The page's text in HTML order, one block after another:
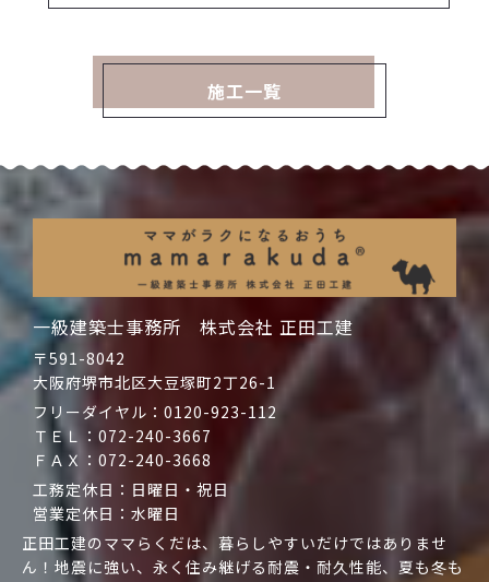
施工一覧
一級建築士事務所 株式会社 正田工建
〒591-8042
大阪府堺市北区大豆塚町2丁26-1
フリーダイヤル： 0120-923-112
ＴＥＬ： 072-240-3667
ＦＡＸ：072-240-3668
工務定休日：日曜日・祝日
営業定休日：水曜日
正田工建のママらくだは、暮らしやすいだけではありませ
ん！地震に強い、永く住み継げる耐震・耐久性能、夏も冬も